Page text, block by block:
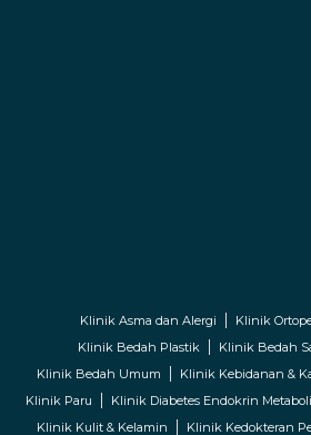
Klinik Asma dan Alergi
Klinik
Klinik Bedah Plastik
Klinik Bedah
Klinik Bedah Umum
Klinik Kebidanan &
Klinik Paru
Klinik Diabetes Endokrin
Klinik Kulit & Kelamin
Klinik Kedokteran